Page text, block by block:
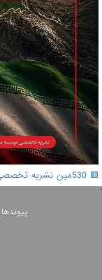
🟥 530مین نشریه تخصصی "مطالعات شرق" منتشر شد.
'
پيوندها